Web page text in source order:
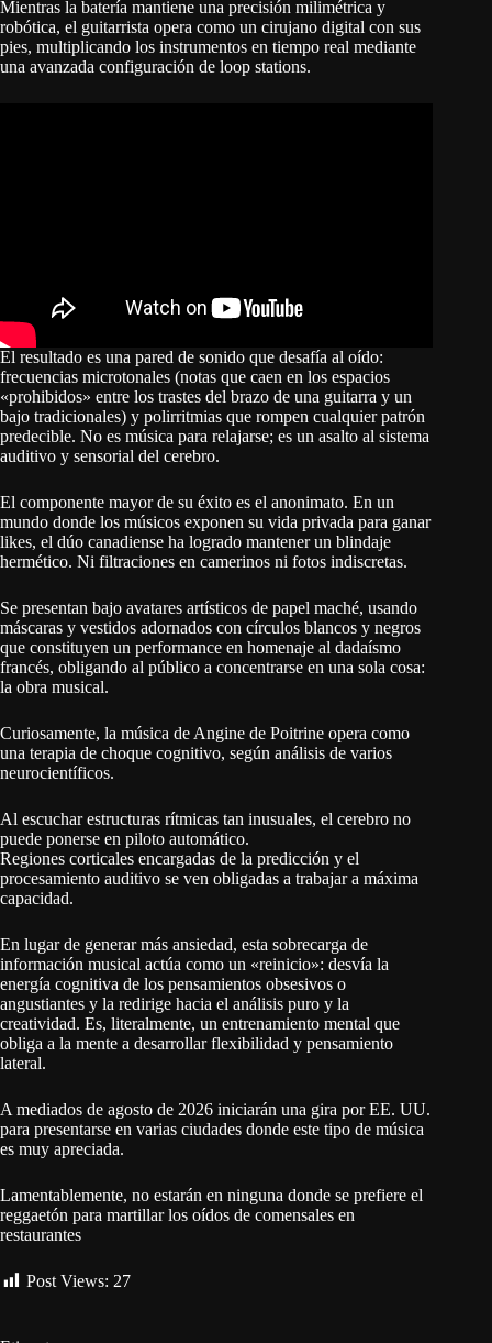
Mientras la batería mantiene una precisión milimétrica y
robótica, el guitarrista opera como un cirujano digital con sus
pies, multiplicando los instrumentos en tiempo real mediante
una avanzada configuración de loop stations.
El resultado es una pared de sonido que desafía al oído:
frecuencias microtonales (notas que caen en los espacios
«prohibidos» entre los trastes del brazo de una guitarra y un
bajo tradicionales) y polirritmias que rompen cualquier patrón
predecible. No es música para relajarse; es un asalto al sistema
auditivo y sensorial del cerebro.
El componente mayor de su éxito es el anonimato. En un
mundo donde los músicos exponen su vida privada para ganar
likes, el dúo canadiense ha logrado mantener un blindaje
hermético. Ni filtraciones en camerinos ni fotos indiscretas.
Se presentan bajo avatares artísticos de papel maché, usando
máscaras y vestidos adornados con círculos blancos y negros
que constituyen un performance en homenaje al dadaísmo
francés, obligando al público a concentrarse en una sola cosa:
la obra musical.
Curiosamente, la música de Angine de Poitrine opera como
una terapia de choque cognitivo, según análisis de varios
neurocientíficos.
Al escuchar estructuras rítmicas tan inusuales, el cerebro no
puede ponerse en piloto automático.
Regiones corticales encargadas de la predicción y el
procesamiento auditivo se ven obligadas a trabajar a máxima
capacidad.
En lugar de generar más ansiedad, esta sobrecarga de
información musical actúa como un «reinicio»: desvía la
energía cognitiva de los pensamientos obsesivos o
angustiantes y la redirige hacia el análisis puro y la
creatividad. Es, literalmente, un entrenamiento mental que
obliga a la mente a desarrollar flexibilidad y pensamiento
lateral.
A mediados de agosto de 2026 iniciarán una gira por EE. UU.
para presentarse en varias ciudades donde este tipo de música
es muy apreciada.
Lamentablemente, no estarán en ninguna donde se prefiere el
reggaetón para martillar los oídos de comensales en
restaurantes
Post Views: 27